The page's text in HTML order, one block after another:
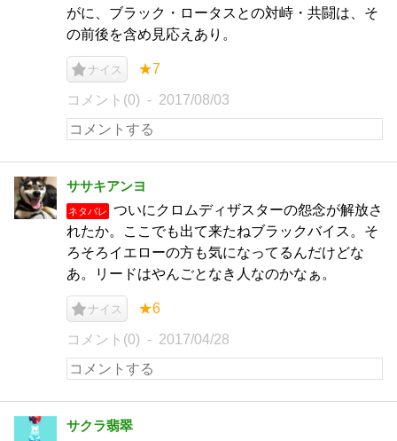
がに、ブラック・ロータスとの対峙・共闘は、そ
の前後を含め見応えあり。
ナイス ★7
コメント(0) 2017/08/03
ササキアンヨ
ネタバレ
ついにクロムディザスターの怨念が解放さ
れたか。ここでも出て来たねブラックバイス。そ
ろそろイエローの方も気になってるんだけどな
あ。リードはやんごとなき人なのかなぁ。
ナイス ★6
コメント(0) 2017/04/28
サクラ翡翠